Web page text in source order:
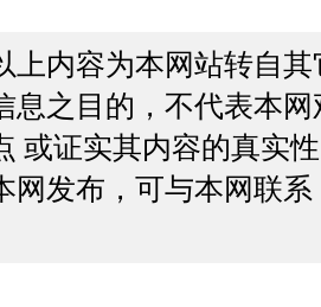
上内容为本网站转自
息之目的，不代表本
或证实其内容的真实
网发布，可与本网联